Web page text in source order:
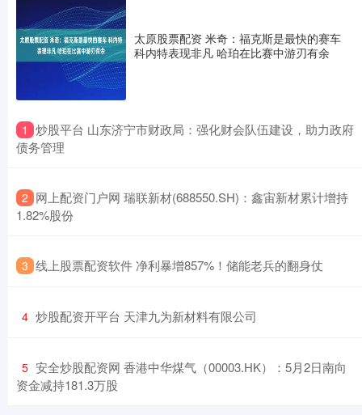
太原股票配资 米奇：福克斯是最快的赛车
科内特表现非凡 哈珀在比赛中游刃有余
1 ​炒股平台 山东济宁市财政局：强化财会队伍建设，助力政府
债务管理
2 ​网上配资门户网 瑞联新材(688550.SH)：鑫宙新材累计增持
1.82%股份
3 ​线上股票配资软件 净利暴增857%！储能老兵的翻身仗
4 ​炒股配资开平台 天津九为新材料有限公司
5 ​安全炒股配资网 香港中华煤气（00003.HK）：5月2日南向
资金减持181.3万股